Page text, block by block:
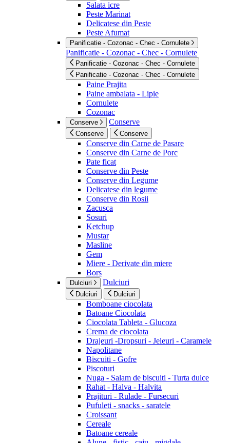
Salata icre
Peste Marinat
Delicatese din Peste
Peste Afumat
Panificatie - Cozonac - Chec - Cornulete
Panificatie - Cozonac - Chec - Cornulete
Panificatie - Cozonac - Chec - Cornulete
Panificatie - Cozonac - Chec - Cornulete
Paine Prajita
Paine ambalata - Lipie
Cornulete
Cozonac
Conserve Conserve
Conserve Conserve
Conserve din Carne de Pasare
Conserve din Carne de Porc
Pate ficat
Conserve din Peste
Conserve din Legume
Delicatese din legume
Conserve din Rosii
Zacusca
Sosuri
Ketchup
Mustar
Masline
Gem
Miere - Derivate din miere
Bors
Dulciuri Dulciuri
Dulciuri Dulciuri
Bomboane ciocolata
Batoane Ciocolata
Ciocolata Tableta - Glucoza
Crema de ciocolata
Drajeuri -Dropsuri - Jeleuri - Caramele
Napolitane
Biscuiti - Gofre
Piscoturi
Nuga - Salam de biscuiti - Turta dulce
Rahat - Halva - Halvita
Prajituri - Rulade - Fursecuri
Pufuleti - snacks - saratele
Croissant
Cereale
Batoane cereale